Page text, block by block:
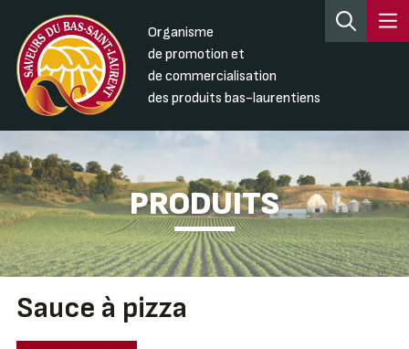
Organisme
de promotion et
de commercialisation
des produits bas-laurentiens
PRODUITS
Sauce à pizza